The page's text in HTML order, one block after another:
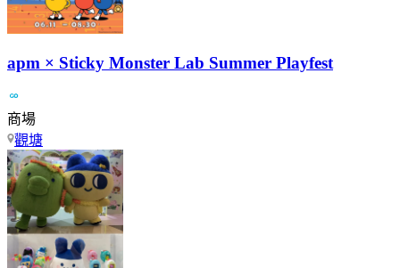
apm × Sticky Monster Lab Summer Playfest
商場
觀塘